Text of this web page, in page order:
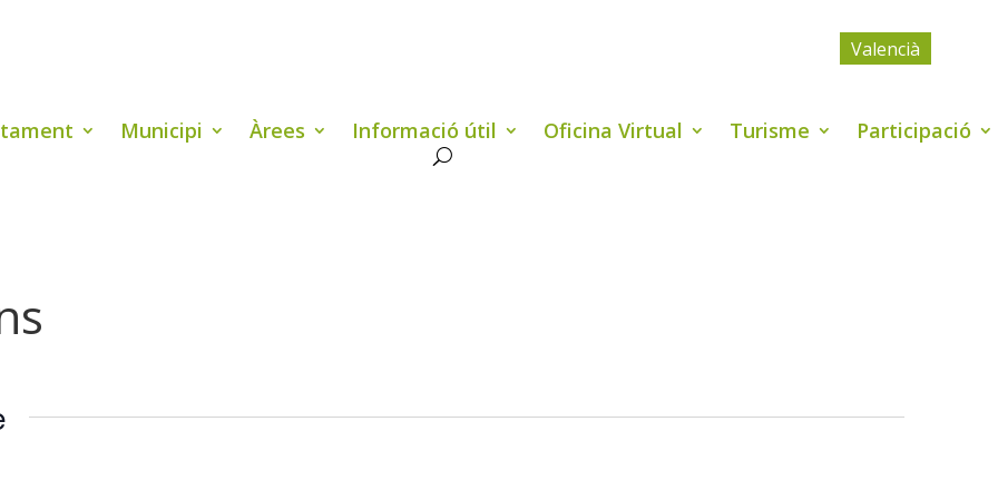
Valencià
Municipi Àrees Informació útil Oficina Virtual Turisme Participació